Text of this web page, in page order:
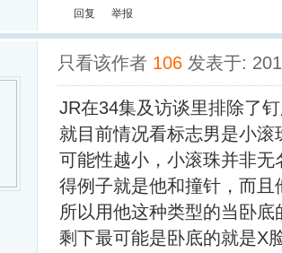
回复 举报
只看该作者 106 发表于:
JR在34集及访谈里排除了
就目前情况看标志男是小
可能性越小，小滚珠并非
得例子就是他和撞针，而
所以用他这种类型的当卧底
剩下最可能是卧底的就是X